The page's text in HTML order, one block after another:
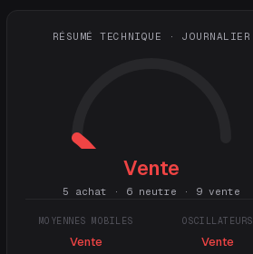
RÉSUMÉ TECHNIQUE · JOURNALIER
Vente
5 achat · 6 neutre · 9 vente
MOYENNES MOBILES
Vente
OSCILLATEURS
Vente